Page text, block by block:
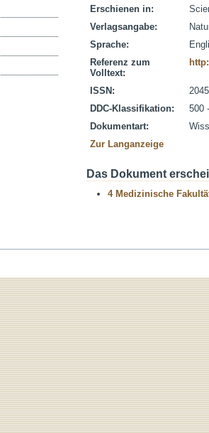
Erschienen in:
Verlagsangabe:
Sprache:
Referenz zum
Volltext:
ISSN:
DDC-Klassifikation:
500
Dokumentart:
Zur Langanzeige
Das Dokument
4 Medizinische